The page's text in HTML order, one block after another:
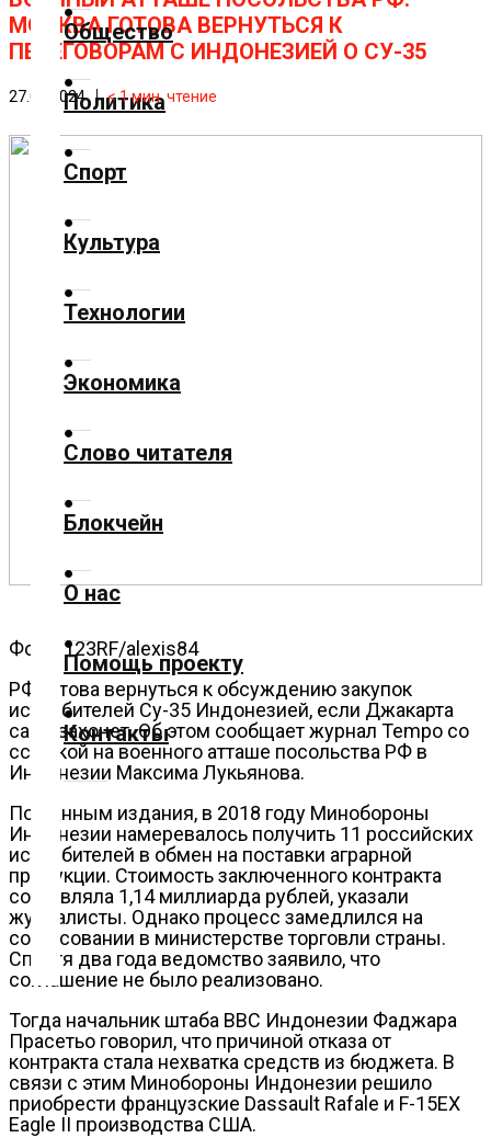
Добавить
материал
Популярные
новости
Общество
Политика
Экономика
Слово
Блокчейн
О
нас
Помощь
проекту
Контакты
Общество
Политика
Спорт
Культура
Технологии
Экономика
Слово читателя
Блокчейн
О нас
Помощь проекту
Контакты
МОСКВА ГОТОВА ВЕРНУТЬСЯ К
ПЕРЕГОВОРАМ С ИНДОНЕЗИЕЙ О СУ-35
27.04.2024 < 1мин. чтение
Фото: 123RF/alexis84
РФ готова вернуться к обсуждению закупок
истребителей Су-35 Индонезией, если Джакарта
сама захочет. Об этом сообщает журнал Tempo со
ссылкой на военного атташе посольства РФ в
Индонезии Максима Лукьянова.
По данным издания, в 2018 году Минобороны
Индонезии намеревалось получить 11 российских
истребителей в обмен на поставки аграрной
продукции. Стоимость заключенного контракта
составляла 1,14 миллиарда рублей, указали
журналисты. Однако процесс замедлился на
согласовании в министерстве торговли страны.
Спустя два года ведомство заявило, что
соглашение не было реализовано.
Тогда начальник штаба ВВС Индонезии Фаджара
Прасетьо говорил, что причиной отказа от
контракта стала нехватка средств из бюджета. В
связи с этим Минобороны Индонезии решило
приобрести французские Dassault Rafale и F-15EX
Eagle II производства США.